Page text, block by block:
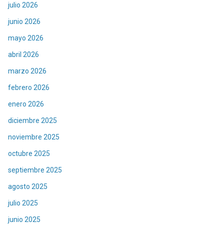
julio 2026
junio 2026
mayo 2026
abril 2026
marzo 2026
febrero 2026
enero 2026
diciembre 2025
noviembre 2025
octubre 2025
septiembre 2025
agosto 2025
julio 2025
junio 2025